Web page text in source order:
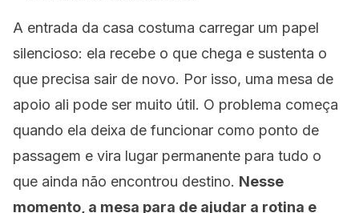
A entrada da casa costuma carregar um papel
silencioso: ela recebe o que chega e sustenta o
que precisa sair de novo. Por isso, uma mesa de
apoio ali pode ser muito útil. O problema começa
quando ela deixa de funcionar como ponto de
passagem e vira lugar permanente para tudo o
que ainda não encontrou destino. Nesse
momento, a mesa para de ajudar a rotina e